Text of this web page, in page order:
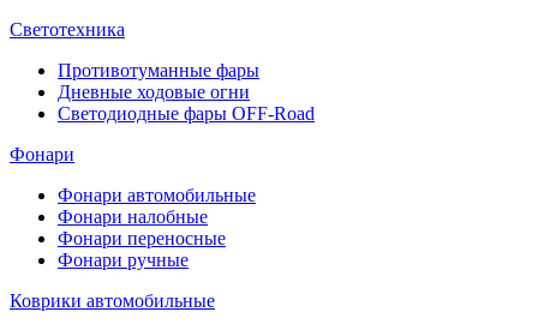
Светотехника
Противотуманные фары
Дневные ходовые огни
Светодиодные фары OFF-Road
Фонари
Фонари автомобильные
Фонари налобные
Фонари переносные
Фонари ручные
Коврики автомобильные